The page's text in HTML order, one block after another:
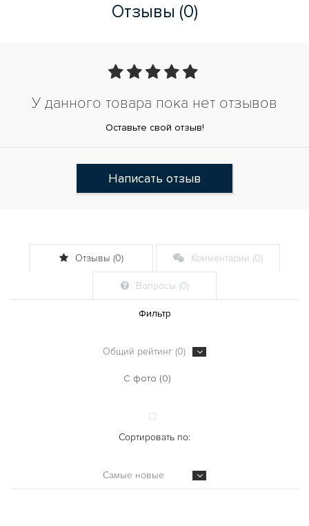
Отзывы (0)
У данного товара пока нет отзывов
Оставьте свой отзыв!
Написать отзыв
Отзывы (0) Комментарии (0)
Вопросы (0)
Фильтр
Общий рейтинг (0)
С фото (0)
Сортировать по:
Самые новые